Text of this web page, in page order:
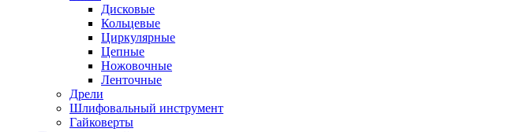
Дисковые
Кольцевые
Циркулярные
Цепные
Ножовочные
Ленточные
Дрели
Шлифовальный инструмент
Гайковерты